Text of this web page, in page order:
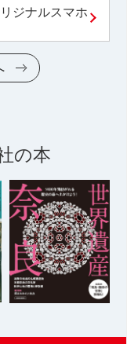
ジナルスマホ
の本